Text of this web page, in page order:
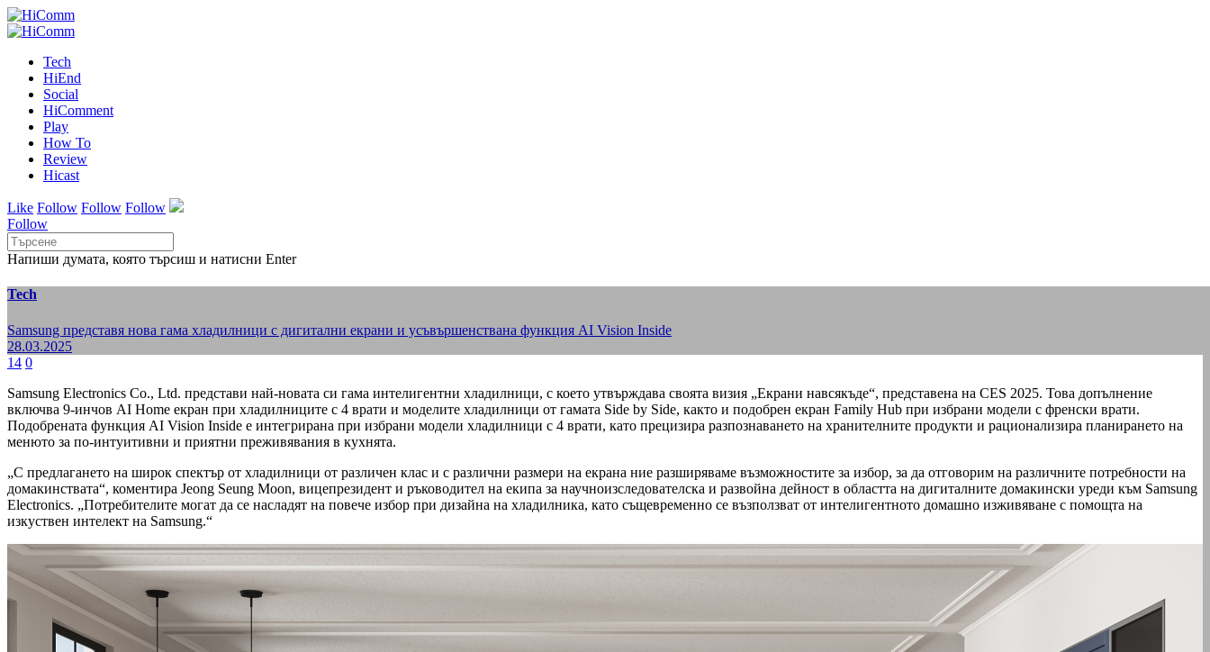
Tech
HiEnd
Social
HiComment
Play
How To
Review
Hicast
Like Follow Follow Follow
Follow
Напиши думата, която търсиш и натисни Enter
Tech
Samsung представя нова гама хладилници с дигитални екрани и усъвършенствана функция AI Vision Inside
28.03.2025
14 0
Samsung Electronics Co., Ltd. представи най-новата си гама интелигентни хладилници, с което утвърждава своята визия „Екрани навсякъде“, представена на CES 2025. Това допълнение
включва 9-инчов AI Home екран при хладилниците с 4 врати и моделите хладилници от гамата Side by Side, както и подобрен екран Family Hub при избрани модели с френски врати.
Подобрената функция AI Vision Inside е интегрирана при избрани модели хладилници с 4 врати, като прецизира разпознаването на хранителните продукти и рационализира планирането на
менюто за по-интуитивни и приятни преживявания в кухнята.
„С предлагането на широк спектър от хладилници от различен клас и с различни размери на екрана ние разширяваме възможностите за избор, за да отговорим на различните потребности на
домакинствата“, коментира Jeong Seung Moon, вицепрезидент и ръководител на екипа за научноизследователска и развойна дейност в областта на дигиталните домакински уреди към Samsung
Electronics. „Потребителите могат да се насладят на повече избор при дизайна на хладилника, като същевременно се възползват от интелигентното домашно изживяване с помощта на
изкуствен интелект на Samsung.“